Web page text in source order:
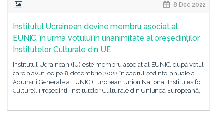
8 Dec 2022
Institutul Ucrainean devine membru asociat al
EUNIC, în urma votului în unanimitate al președinților
Institutelor Culturale din UE
Institutul Ucrainean (IU) este membru asociat al EUNIC, după votul
care a avut loc pe 8 decembrie 2022 în cadrul ședinței anuale a
Adunării Generale a EUNIC (European Union National Institutes for
Culture). Președinții Institutelor Culturale din Uniunea Europeană,